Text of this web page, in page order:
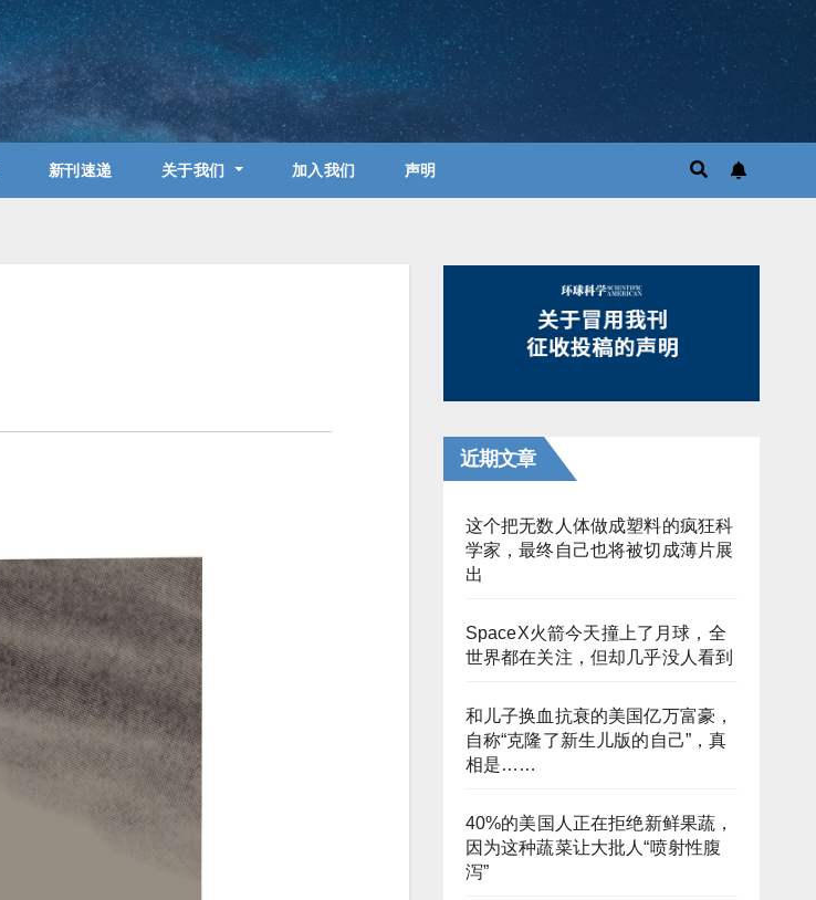
新刊速递 关于我们 加入我们 声明
近期文章
这个把无数人体做成塑料的疯狂科
学家，最终自己也将被切成薄片展
出
SpaceX火箭今天撞上了月球，全
世界都在关注，但却几乎没人看到
和儿子换血抗衰的美国亿万富豪，
自称“克隆了新生儿版的自己”，真
相是……
40%的美国人正在拒绝新鲜果蔬，
因为这种蔬菜让大批人“喷射性腹
泻”